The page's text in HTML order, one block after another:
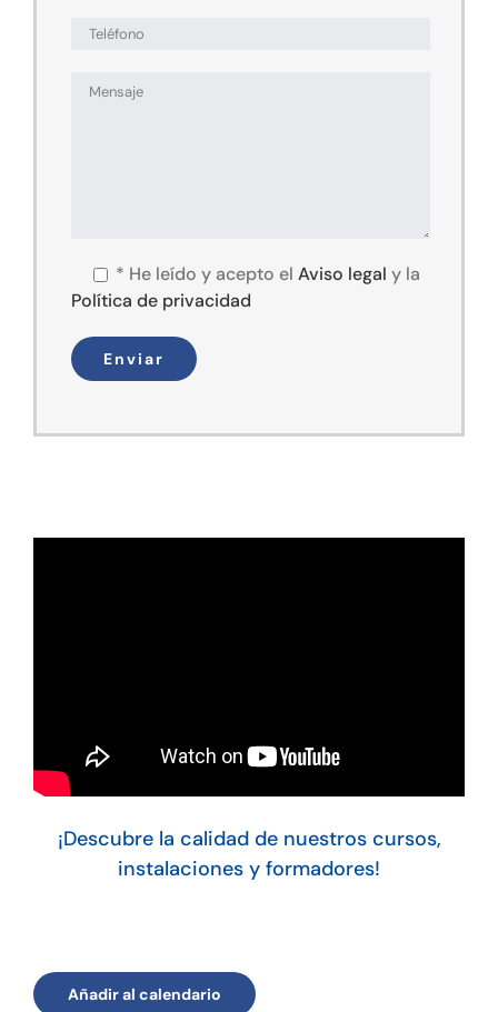
* He leído y acepto el Aviso legal y la
Política de privacidad
¡Descubre la calidad de nuestros cursos,
instalaciones y formadores!
Añadir al calendario